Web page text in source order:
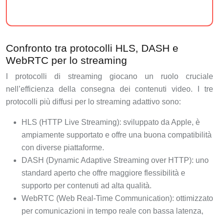
Confronto tra protocolli HLS, DASH e
WebRTC per lo streaming
I protocolli di streaming giocano un ruolo cruciale
nell’efficienza della consegna dei contenuti video. I tre
protocolli più diffusi per lo streaming adattivo sono:
HLS (HTTP Live Streaming): sviluppato da Apple, è
ampiamente supportato e offre una buona compatibilità
con diverse piattaforme.
DASH (Dynamic Adaptive Streaming over HTTP): uno
standard aperto che offre maggiore flessibilità e
supporto per contenuti ad alta qualità.
WebRTC (Web Real-Time Communication): ottimizzato
per comunicazioni in tempo reale con bassa latenza,